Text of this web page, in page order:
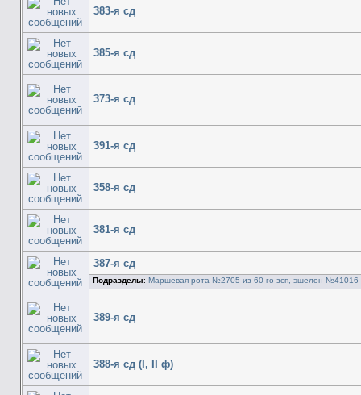
383-я сд
385-я сд
373-я сд
391-я сд
358-я сд
381-я сд
387-я сд
Подразделы: Маршевая рота №2705 из 60-го зсп, эшелон №41016
389-я сд
388-я сд (I, II ф)